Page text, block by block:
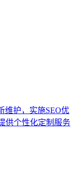
维护，实施SEO优
供个性化定制服务